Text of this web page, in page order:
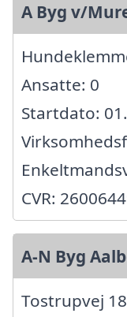
A Byg v/
Ansatte: 0
Startdato:
CVR:
A-N Byg
Tostrupvej